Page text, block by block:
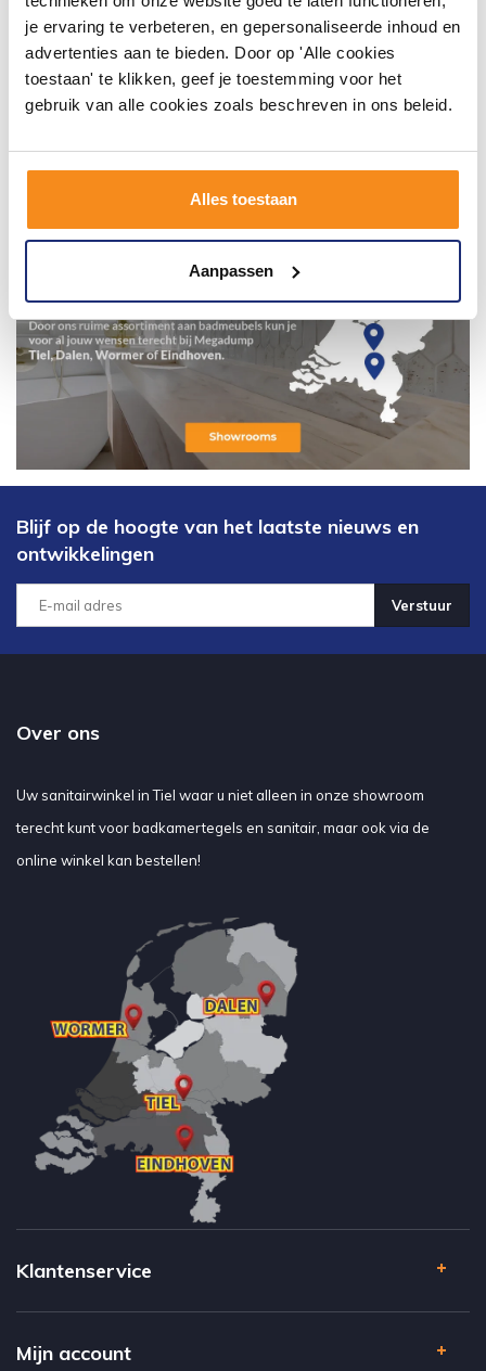
je ervaring te verbeteren, en gepersonaliseerde inhoud en
advertenties aan te bieden. Door op 'Alle cookies
toestaan' te klikken, geef je toestemming voor het
gebruik van alle cookies zoals beschreven in ons beleid.
Alles toestaan
Aanpassen
Blijf op de hoogte van het laatste nieuws en
ontwikkelingen
Verstuur
Over ons
Uw sanitairwinkel in Tiel waar u niet alleen in onze showroom
terecht kunt voor badkamertegels en sanitair, maar ook via de
online winkel kan bestellen!
Klantenservice
Mijn account